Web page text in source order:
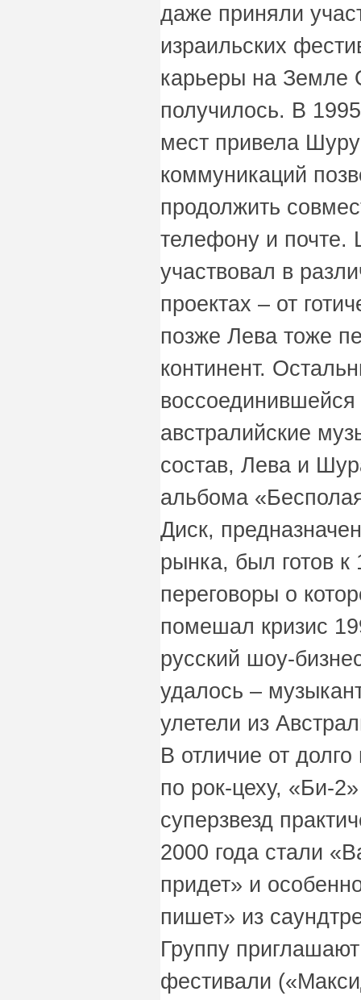
даже приняли
израильских
карьеры на Земле
получилось. В
мест привела
коммуникаций
продолжить
телефону и почте.
участвовал в
проектах – от
позже Лева тоже
континент.
австралийские
состав, Лева и
альбома
Диск,
рынка, был готов к
переговоры о
помешал кризис
русский шоу-
удалось –
улетели из
В отличие от
по рок-цеху, «Би-
суперзвезд
2000 года стали
придет» и
пишет» из
Группу
фестивали